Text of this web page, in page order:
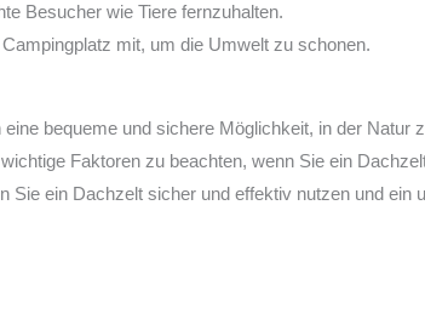
Besucher wie Tiere fernzuhalten.
mit, um die Umwelt zu schonen.
bequeme und sichere Möglichkeit, in der
Faktoren zu beachten, wenn Sie ein
ein Dachzelt sicher und effektiv nutzen und ein